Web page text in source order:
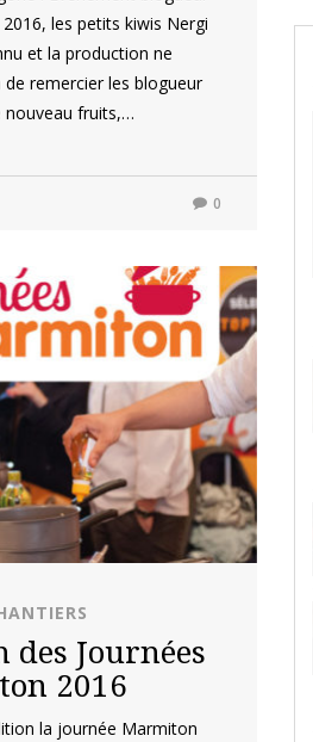
les petits kiwis Nergi
et la production ne
de remercier les blogueur
nouveau fruits,…
0
des Journées
2016
la journée Marmiton